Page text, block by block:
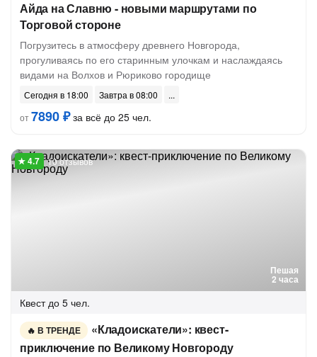
Айда на Славню - новыми маршрутами по
Торговой стороне
Погрузитесь в атмосферу древнего Новгорода,
прогуливаясь по его старинным улочкам и наслаждаясь
видами на Волхов и Рюриково городище
Сегодня в 18:00
Завтра в 08:00
от7890 ₽за всё до 25 чел.
Пешая
2 часа
10 отзывов
Квест до 5 чел.
В ТРЕНДЕ
«Кладоискатели»: квест-
приключение по Великому Новгороду